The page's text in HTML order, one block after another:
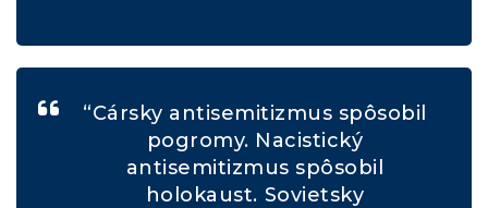
“Cársky antisemitizmus spôsobil
pogromy. Nacistický
antisemitizmus spôsobil
holokaust. Sovietsky